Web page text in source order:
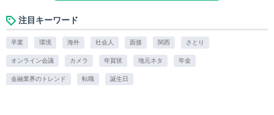
注目キーワード
卒業 環境 海外 社会人 面接 関西 さとり
オンライン会議 カメラ 年賀状 地元ネタ 年金
金融業界のトレンド 転職 誕生日